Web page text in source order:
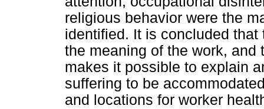
religious behavior were the
identified. It is concluded
the meaning of the work, and
makes it possible to explain
suffering to be
and locations for worker